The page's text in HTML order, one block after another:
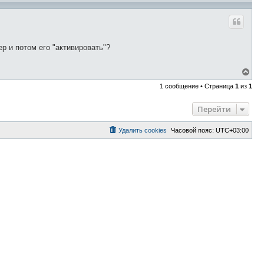
и потом его "активировать"?
е
р
ь
я
1 сообщение • Страница 1 из 1
Перейти
Часовой пояс: UTC+03:00
Удалить cookies